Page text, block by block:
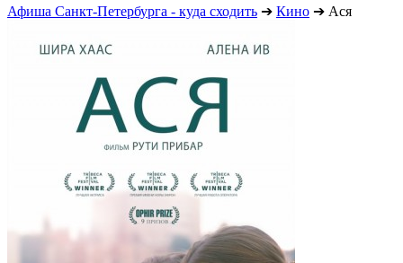
Афиша Санкт-Петербурга - куда сходить ➔ Кино ➔ Ася